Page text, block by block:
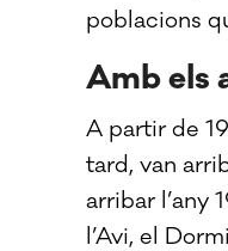
poblacions
Amb els
A partir de
tard, van
arribar l’any
l’Avi, el